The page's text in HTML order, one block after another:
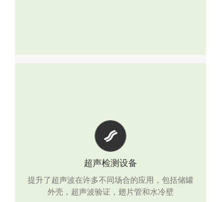
超声检测设备
提升了超声波在许多不同场合的应用，包括储罐
外壳，超声波验证，翅片管和水冷壁
超声检测设备
Helix-XT 内部旋转检测系统
TA-2000
超声波测厚仪
Viper
爬行机器人